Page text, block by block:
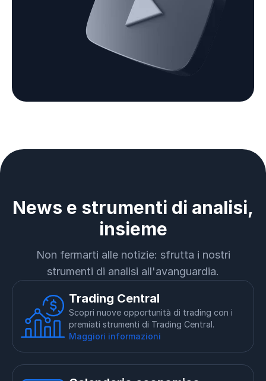
News e strumenti di analisi,
insieme
Non fermarti alle notizie: sfrutta i nostri
strumenti di analisi all'avanguardia.
Trading Central
Scopri nuove opportunità di trading con i
premiati strumenti di Trading Central.
Maggiori informazioni